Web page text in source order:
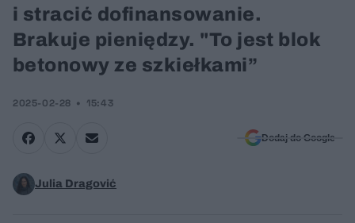
i stracić dofinansowanie.
Brakuje pieniędzy. "To jest blok
betonowy ze szkiełkami”
2025-02-28 15:43
Dodaj do Google
Julia Dragović